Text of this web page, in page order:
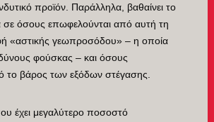
προϊόν. Παράλληλα, βαθαίνει το
όσους επωφελούνται από αυτή τη
«αστικής γεωπροσόδου» – η οποία
φούσκας – και όσους
το βάρος των εξόδων στέγασης.
έχει μεγαλύτερο ποσοστό